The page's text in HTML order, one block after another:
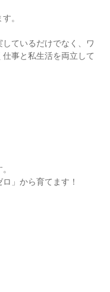
。
ているだけでなく、ワ
事と私生活を両立して
」から育てます！